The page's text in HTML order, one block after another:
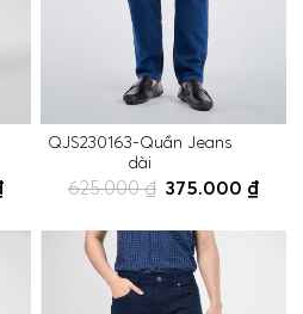
QJS230163-Quần Jeans
dài
375.000 ₫
625.000 ₫